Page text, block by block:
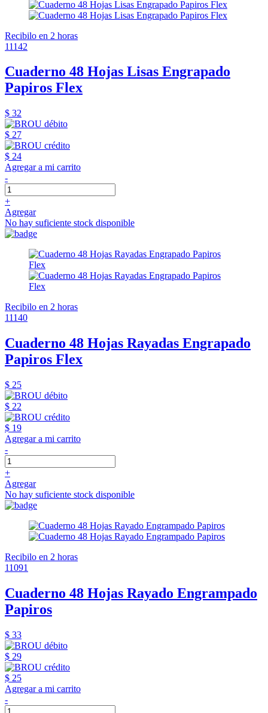
Recibilo en 2 horas
11142
Cuaderno 48 Hojas Lisas Engrapado
Papiros Flex
$ 32
$ 27
$ 24
Agregar a mi carrito
-
+
Agregar
No hay suficiente stock disponible
Recibilo en 2 horas
11140
Cuaderno 48 Hojas Rayadas Engrapado
Papiros Flex
$ 25
$ 22
$ 19
Agregar a mi carrito
-
+
Agregar
No hay suficiente stock disponible
Recibilo en 2 horas
11091
Cuaderno 48 Hojas Rayado Engrampado
Papiros
$ 33
$ 29
$ 25
Agregar a mi carrito
-